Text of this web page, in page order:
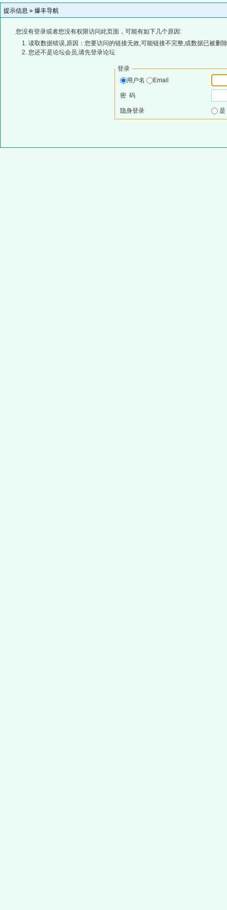
提示信息 » 爆丰导航
您没有登录或者您没有权限访问此页面，可能有如下几个原因:
读取数据错误,原因：您要访问的链接无效,可能链接不完整,或数据已被删
您还不是论坛会员,请先登录论坛
登录
用户名
Email
密 码
隐身登录